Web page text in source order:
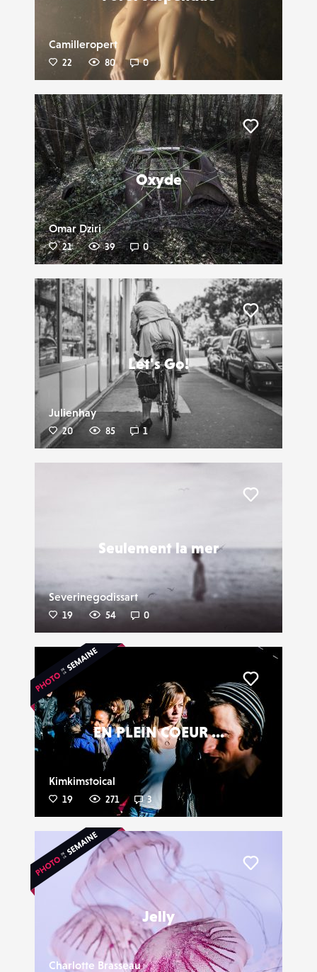
Camilleropert
22 80 0
Oxyde
Omar Dziri
21 39 0
Liker
Let's Go!
Julienhay
20 85 1
Liker
Seulement la mer
Severinegodissart
19 54 0
EN PLEIN COEUR ...
Kimkimstoical
19 271 3
Jelly
Charlotte Brasseau